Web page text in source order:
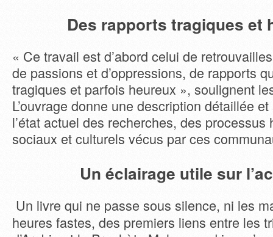
Des rapports tragiques et
« Ce travail est d’abord celui de
de passions et d’oppressions, de rapports
tragiques et parfois heureux », soulignent
L’ouvrage donne une description détaillée
l’état actuel des recherches, des processus
sociaux et culturels vécus par ces
Un éclairage utile sur
Un livre qui ne passe sous silence, ni les
heures fastes, des premiers liens entre les